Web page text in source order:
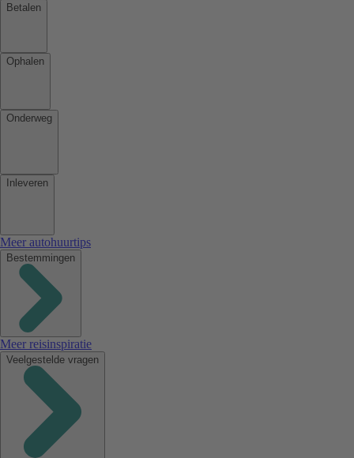
Betalen
Ophalen
Onderweg
Inleveren
Meer autohuurtips
Bestemmingen
Meer reisinspiratie
Veelgestelde vragen